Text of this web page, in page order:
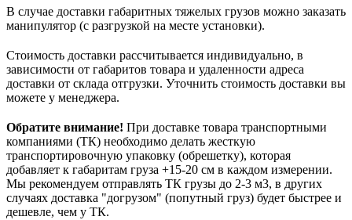
В случае доставки габаритных тяжелых грузов можно заказать
манипулятор (с разгрузкой на месте установки).
Стоимость доставки рассчитывается индивидуально, в
зависимости от габаритов товара и удаленности адреса
доставки от склада отгрузки. Уточнить стоимость доставки вы
можете у менеджера.
Обратите внимание! При доставке товара транспортными
компаниями (ТК) необходимо делать жесткую
транспортировочную упаковку (обрешетку), которая
добавляет к габаритам груза +15-20 см в каждом измерении.
Мы рекомендуем отправлять ТК грузы до 2-3 м3, в других
случаях доставка "догрузом" (попутный груз) будет быстрее и
дешевле, чем у ТК.